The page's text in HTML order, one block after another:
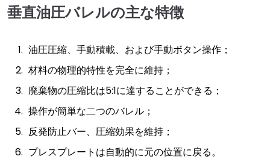
垂直油圧バレルの主な特徴
油圧圧縮、手動積載、および手動ボタン操作；
材料の物理的特性を完全に維持；
廃棄物の圧縮比は5:1に達することができる；
操作が簡単な二つのバレル；
反発防止バー、圧縮効果を維持；
プレスプレートは自動的に元の位置に戻る。